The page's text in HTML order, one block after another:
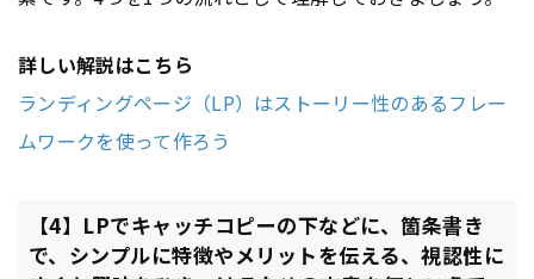
詳しい解説はこちら
ランディングページ（LP）はストーリー性のあるフレー
ムワークを使って作ろう
【4】LPでキャッチコピーの下などに、箇条書き
で、シンプルに特徴やメリットを伝える、視認性に